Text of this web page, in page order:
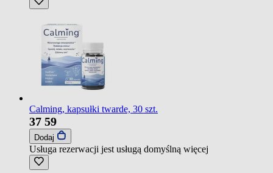
Calming, kapsułki twarde, 30 szt.
37 59
Dodaj
Usługa rezerwacji jest usługą domyślną więcej